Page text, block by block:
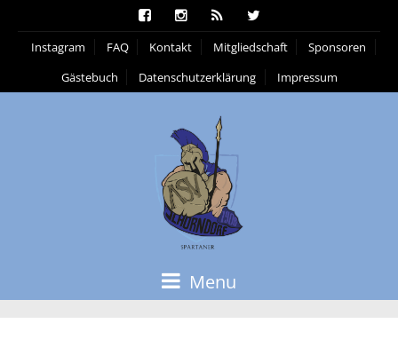
Instagram FAQ Kontakt Mitgliedschaft
Sponsoren
Gästebuch
Datenschutzerklärung Impressum
Menu